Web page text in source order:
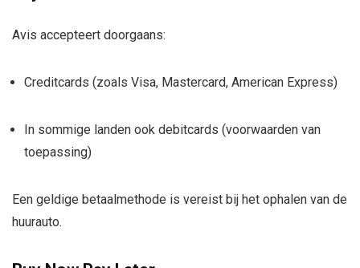
Avis accepteert doorgaans:
Creditcards (zoals Visa, Mastercard, American Express)
In sommige landen ook debitcards (voorwaarden van
toepassing)
Een geldige betaalmethode is vereist bij het ophalen van de
huurauto.